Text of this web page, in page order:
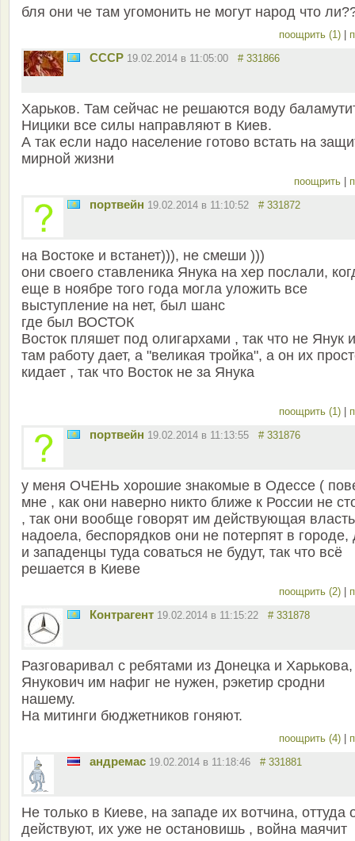
бля они че там угомонить не могут народ что
поощрить (1)
СССР 19.02.2014 в 11:05:00 # 331866
Харьков. Там сейчас не решаются воду
Ницики все силы направляют в Киев.
А так если надо население готово встать на
мирной жизни
поощрить
портвейн 19.02.2014 в 11:10:52 # 331872
на Востоке и встанет))), не смеши )))
они своего ставленика Янука на хер послали,
еще в ноябре того года могла уложить все
выступление на нет, был шанс
где был ВОСТОК
Восток пляшет под олигархами , так что не Янук
там работу дает, а "великая тройка", а он их
кидает , так что Восток не за Янука
поощрить (1)
портвейн 19.02.2014 в 11:13:55 # 331876
у меня ОЧЕНЬ хорошие знакомые в Одессе (
мне , как они наверно никто ближе к России не
, так они вообще говорят им действующая власть
надоела, беспорядков они не потерпят в городе,
и западенцы туда соваться не будут, так что всё
решается в Киеве
поощрить (2)
Контрагент 19.02.2014 в 11:15:22 # 331878
Разговаривал с ребятами из Донецка и Харькова,
Янукович им нафиг не нужен, рэкетир сродни
нашему.
На митинги бюджетников гоняют.
поощрить (4)
андремас 19.02.2014 в 11:18:46 # 331881
Не только в Киеве, на западе их вотчина, оттуда
действуют, их уже не остановишь , война маячит